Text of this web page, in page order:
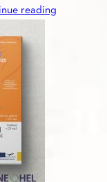
reading